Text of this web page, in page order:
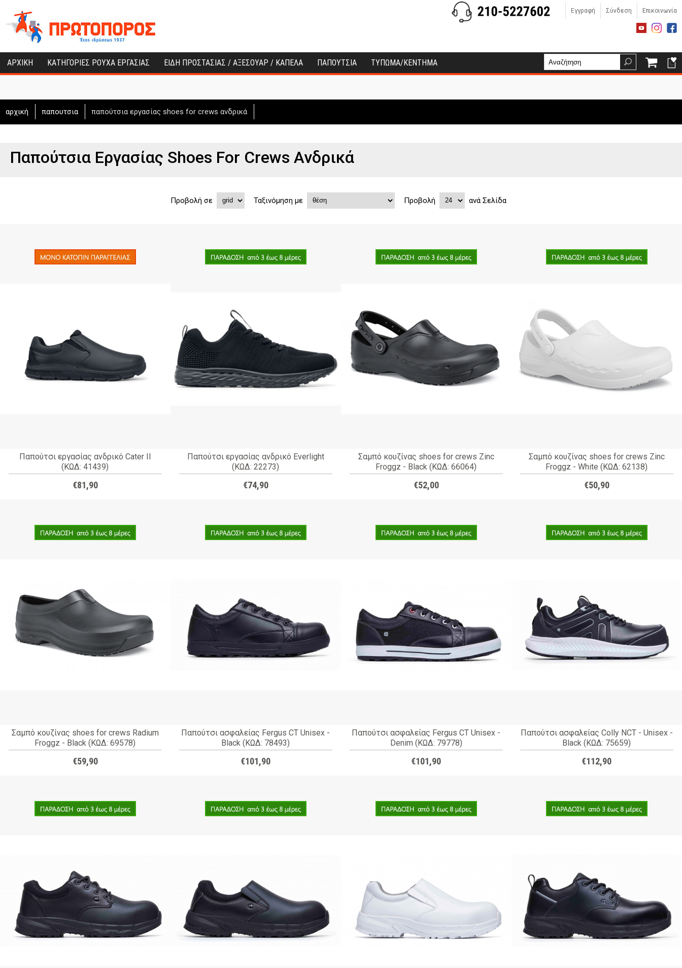
Εγγραφή Σύνδεση Επικοινωνία
ΑΡΧΙΚΗ ΚΑΤΗΓΟΡΙΕΣ ΡΟΥΧΑ ΕΡΓΑΣΙΑΣ ΕΙΔΗ ΠΡΟΣΤΑΣΙΑΣ / ΑΞΕΣΟΥΑΡ / ΚΑΠΕΛΑ ΠΑΠΟΥΤΣΙΑ ΤΥΠΩΜΑ/ΚΕΝΤΗΜΑ
αρχική παπουτσια παπούτσια εργασίας shoes for crews ανδρικά
Παπούτσια Εργασίας Shoes For Crews Ανδρικά
Προβολή σε Ταξινόμηση με Προβολή ανά Σελίδα
Παπούτσι εργασίας ανδρικό Cater II
(ΚΩΔ: 41439)
€81,90
Παπούτσι εργασίας ανδρικό Everlight
(ΚΩΔ: 22273)
€74,90
Σαμπό κουζίνας shoes for crews Zinc
Froggz - Black (ΚΩΔ: 66064)
€52,00
Σαμπό κουζίνας shoes for crews Zinc
Froggz - White (ΚΩΔ: 62138)
€50,90
Σαμπό κουζίνας shoes for crews Radium
Froggz - Black (ΚΩΔ: 69578)
€59,90
Παπούτσι ασφαλείας Fergus CT Unisex -
Black (ΚΩΔ: 78493)
€101,90
Παπούτσι ασφαλείας Fergus CT Unisex -
Denim (ΚΩΔ: 79778)
€101,90
Παπούτσι ασφαλείας Colly NCT - Unisex -
Black (ΚΩΔ: 75659)
€112,90